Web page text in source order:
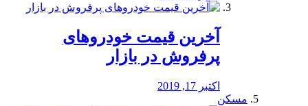
آخرین قیمت خودرو‌های
پرفروش در بازار
اکتبر 17, 2019
مسکن